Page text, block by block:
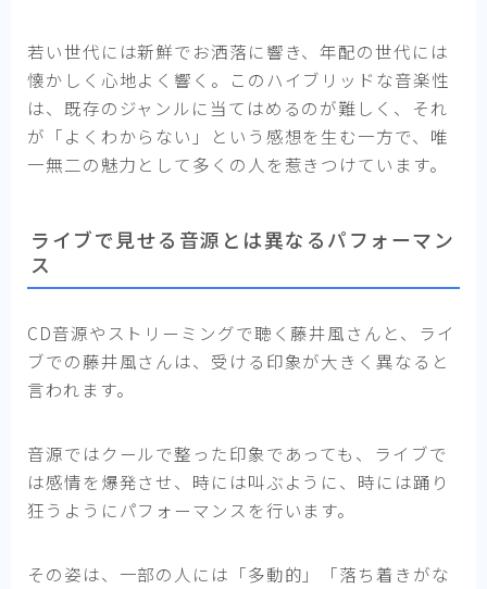
若い世代には新鮮でお洒落に響き、年配の世代には
懐かしく心地よく響く。このハイブリッドな音楽性
は、既存のジャンルに当てはめるのが難しく、それ
が「よくわからない」という感想を生む一方で、唯
一無二の魅力として多くの人を惹きつけています。
ライブで見せる音源とは異なるパフォーマン
ス
CD音源やストリーミングで聴く藤井風さんと、ライ
ブでの藤井風さんは、受ける印象が大きく異なると
言われます。
音源ではクールで整った印象であっても、ライブで
は感情を爆発させ、時には叫ぶように、時には踊り
狂うようにパフォーマンスを行います。
その姿は、一部の人には「多動的」「落ち着きがな